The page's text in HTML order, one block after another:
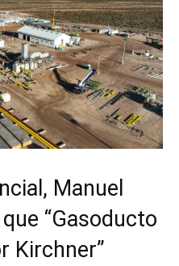
Manuel
“Gasoducto
Kirchner”